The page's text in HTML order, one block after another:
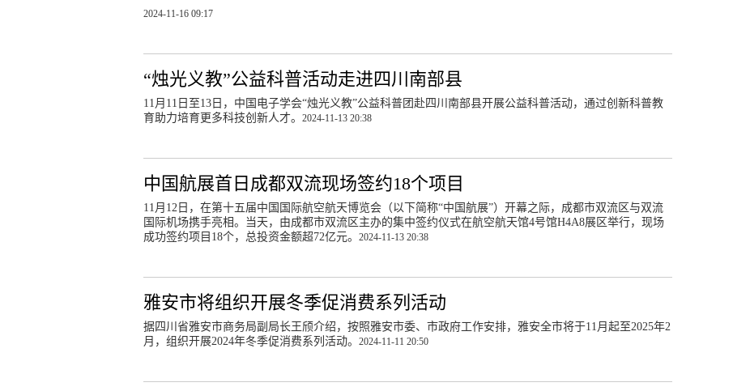
2024-11-16 09:17
“烛光义教”公益科普活动走进四川南部县
11月11日至13日，中国电子学会“烛光义教”公益科普团赴四川南部县开展公益科普活动，通过创新科普教
育助力培育更多科技创新人才。 2024-11-13 20:38
中国航展首日成都双流现场签约18个项目
11月12日，在第十五届中国国际航空航天博览会（以下简称“中国航展”）开幕之际，成都市双流区与双流
国际机场携手亮相。当天，由成都市双流区主办的集中签约仪式在航空航天馆4号馆H4A8展区举行，现场
成功签约项目18个，总投资金额超72亿元。 2024-11-13 20:38
雅安市将组织开展冬季促消费系列活动
据四川省雅安市商务局副局长王颀介绍，按照雅安市委、市政府工作安排，雅安全市将于11月起至2025年2
月，组织开展2024年冬季促消费系列活动。 2024-11-11 20:50